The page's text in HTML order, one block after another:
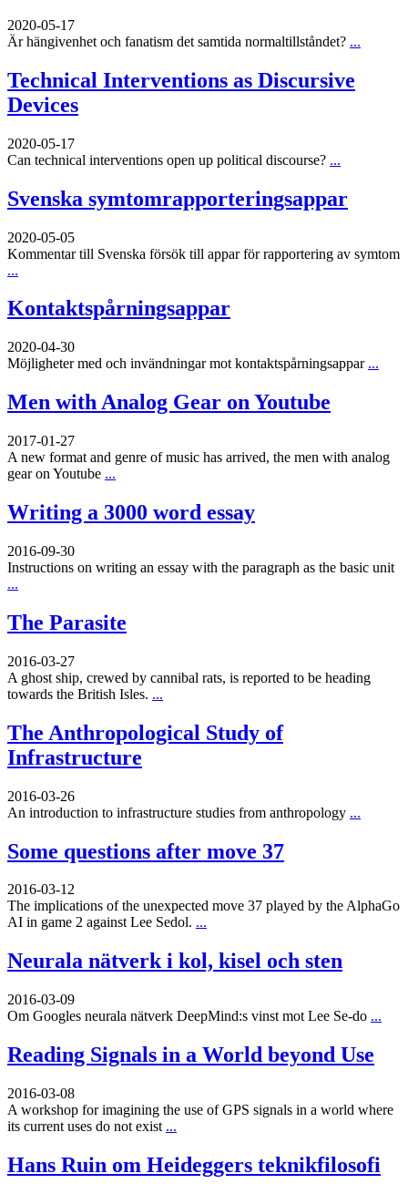
2020-05-17
Är hängivenhet och fanatism det samtida normaltillståndet? ...
Technical Interventions as Discursive
Devices
2020-05-17
Can technical interventions open up political discourse? ...
Svenska symtomrapporteringsappar
2020-05-05
Kommentar till Svenska försök till appar för rapportering av symtom
...
Kontaktspårningsappar
2020-04-30
Möjligheter med och invändningar mot kontaktspårningsappar ...
Men with Analog Gear on Youtube
2017-01-27
A new format and genre of music has arrived, the men with analog
gear on Youtube ...
Writing a 3000 word essay
2016-09-30
Instructions on writing an essay with the paragraph as the basic unit
...
The Parasite
2016-03-27
A ghost ship, crewed by cannibal rats, is reported to be heading
towards the British Isles. ...
The Anthropological Study of
Infrastructure
2016-03-26
An introduction to infrastructure studies from anthropology ...
Some questions after move 37
2016-03-12
The implications of the unexpected move 37 played by the AlphaGo
AI in game 2 against Lee Sedol. ...
Neurala nätverk i kol, kisel och sten
2016-03-09
Om Googles neurala nätverk DeepMind:s vinst mot Lee Se-do ...
Reading Signals in a World beyond Use
2016-03-08
A workshop for imagining the use of GPS signals in a world where
its current uses do not exist ...
Hans Ruin om Heideggers teknikfilosofi